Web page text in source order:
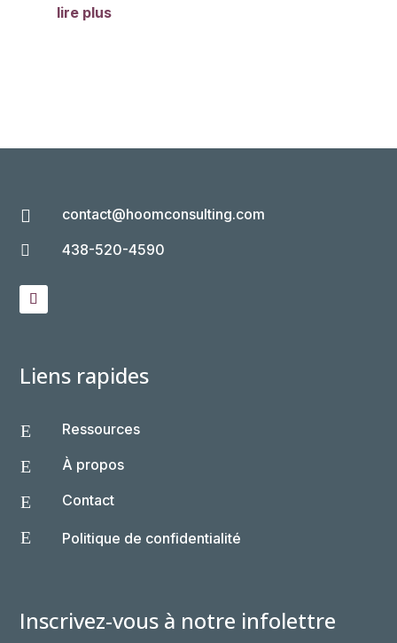
lire plus
 contact@hoomconsulting.com
 438-520-4590
Liens rapides
E Ressources
E À propos
E Contact
E Politique de confidentialité
Inscrivez-vous à notre infolettre